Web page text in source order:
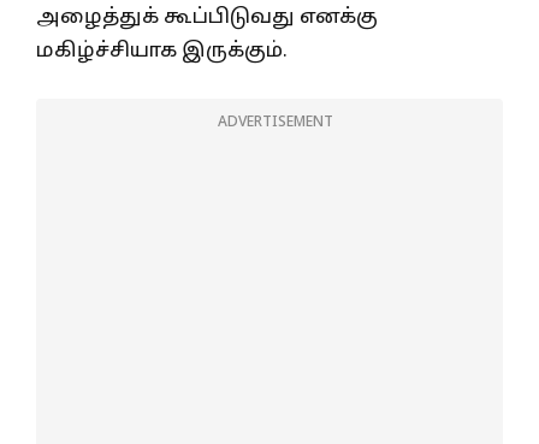
அழைத்துக் கூப்பிடுவது எனக்கு
மகிழ்ச்சியாக இருக்கும்.
ADVERTISEMENT